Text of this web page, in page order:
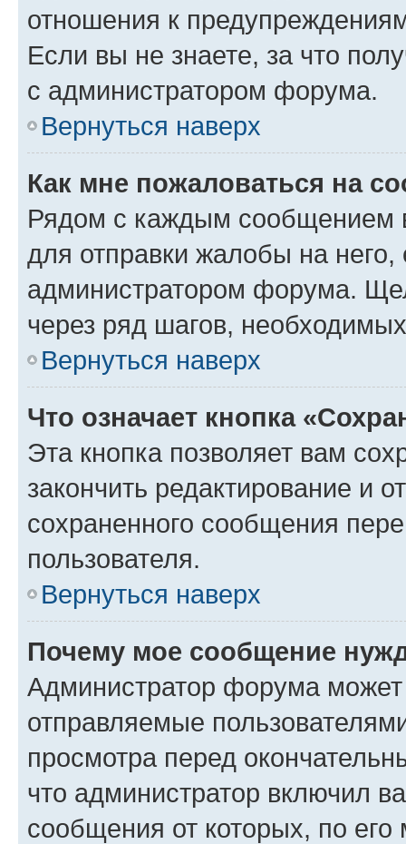
отношения к
Если вы не знаете, за что
с администратором форума.
Вернуться наверх
Как мне пожаловаться на
Рядом с каждым сообщением
для отправки жалобы на
администратором форума.
через ряд шагов,
Вернуться наверх
Что означает кнопка
Эта кнопка позволяет вам
закончить редактирование и
сохраненного сообщения
пользователя.
Вернуться наверх
Почему мое сообщение
Администратор форума
отправляемые
просмотра перед
что администратор включил
сообщения от которых, по